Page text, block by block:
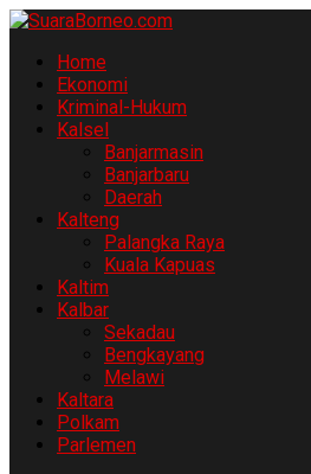
Home
Ekonomi
Kriminal-Hukum
Kalsel
Banjarmasin
Banjarbaru
Daerah
Kalteng
Palangka Raya
Kuala Kapuas
Kaltim
Kalbar
Sekadau
Bengkayang
Melawi
Kaltara
Polkam
Parlemen